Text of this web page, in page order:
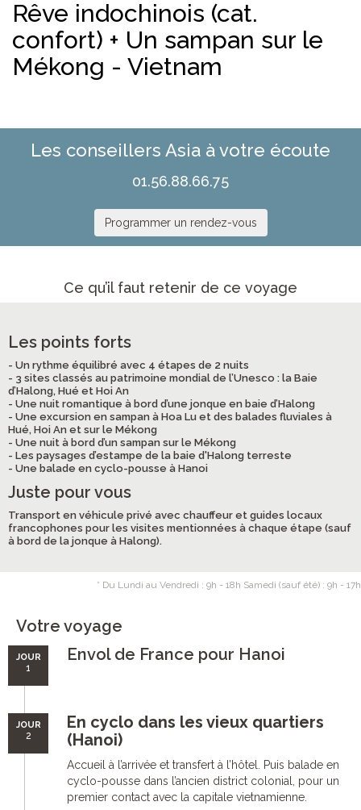
Rêve indochinois (cat.
confort) + Un sampan sur le
Mékong - Vietnam
Les conseillers Asia à votre écoute
01.56.88.66.75
Programmer un rendez-vous
Ce qu’il faut retenir de ce voyage
Les points forts
- Un rythme équilibré avec 4 étapes de 2 nuits
- 3 sites classés au patrimoine mondial de l’Unesco : la Baie
d’Halong, Hué et Hoi An
- Une nuit romantique à bord d’une jonque en baie d’Halong
- Une excursion en sampan à Hoa Lu et des balades fluviales à
Hué, Hoi An et sur le Mékong
- Une nuit à bord d’un sampan sur le Mékong
- Les paysages d’estampe de la baie d'Halong terreste
- Une balade en cyclo-pousse à Hanoi
Juste pour vous
Transport en véhicule privé avec chauffeur et guides locaux
francophones pour les visites mentionnées à chaque étape (sauf
à bord de la jonque à Halong).
* Du Lundi au Vendredi : 9h - 18h Samedi (sauf été) : 9h - 17h
Votre voyage
JOUR
1
Envol de France pour Hanoi
JOUR
2
En cyclo dans les vieux quartiers
(Hanoi)
Accueil à l’arrivée et transfert à l’hôtel. Puis balade en
cyclo-pousse dans l’ancien district colonial, pour un
premier contact avec la capitale vietnamienne.